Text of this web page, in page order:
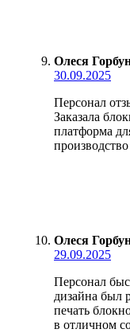
Олеся
30.09.2025
Персонал
Заказала
платформа
Олеся
29.09.2025
Персонал
дизайна был
печать
в отличном